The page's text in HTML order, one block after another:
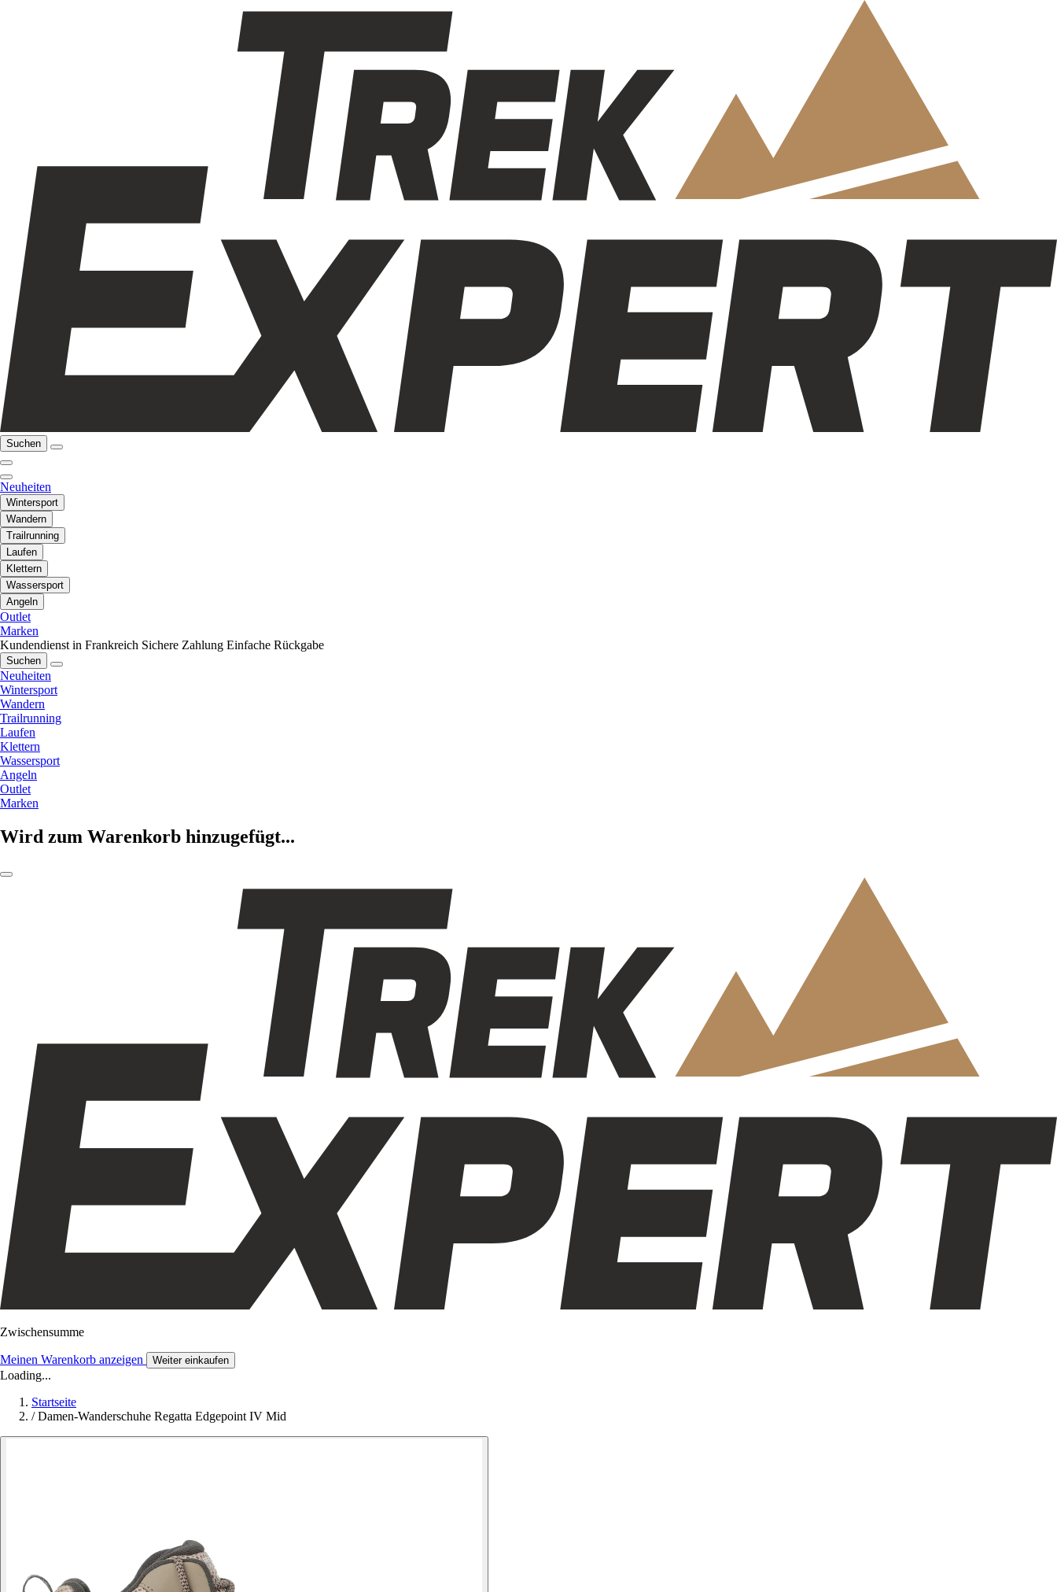
Suchen
Neuheiten
Wintersport
Wandern
Trailrunning
Laufen
Klettern
Wassersport
Angeln
Outlet
Marken
Kundendienst in Frankreich Sichere Zahlung Einfache Rückgabe
Suchen
Neuheiten
Wintersport
Wandern
Trailrunning
Laufen
Klettern
Wassersport
Angeln
Outlet
Marken
Wird zum Warenkorb hinzugefügt...
Zwischensumme
Meinen Warenkorb anzeigen Weiter einkaufen
Loading...
Startseite
/ Damen-Wanderschuhe Regatta Edgepoint IV Mid